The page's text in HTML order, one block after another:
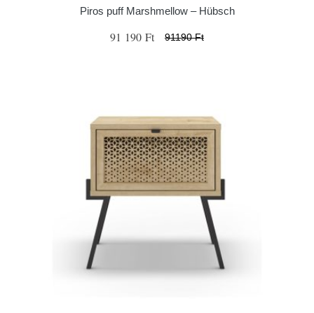
Piros puff Marshmellow – Hübsch
91 190 Ft 91190 Ft